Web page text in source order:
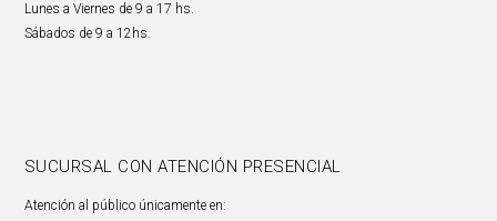
Lunes a Viernes de 9 a 17 hs.
Sábados de 9 a 12hs.
SUCURSAL CON ATENCIÓN PRESENCIAL
Atención al público únicamente en: